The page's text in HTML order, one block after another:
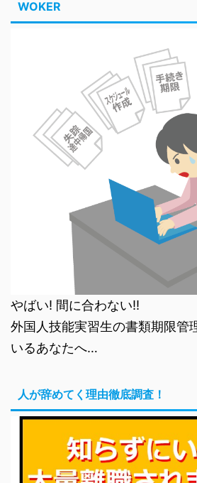
WOKER
やばい! 間に合わない!!
外国人技能実習生の書類期限管
いるあなたへ…
人が辞めてく理由徹底調査！